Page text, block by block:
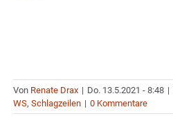
Von Renate Drax | Do. 13.5.2021 - 8:48 |
WS, Schlagzeilen | 0 Kommentare